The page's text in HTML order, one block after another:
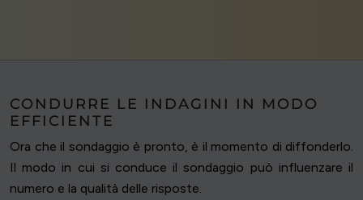
CONDURRE LE INDAGINI IN MODO
EFFICIENTE
Ora che il sondaggio è pronto, è il momento di diffonderlo.
Il modo in cui si conduce il sondaggio può influenzare il
numero e la qualità delle risposte.